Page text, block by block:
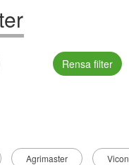
Rensa filter
Agrimaster Vicon